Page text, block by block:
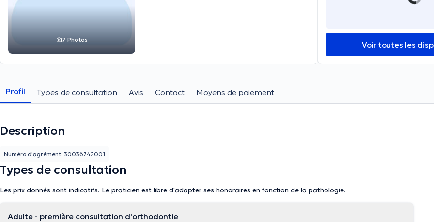
7 Photos
Voir toutes les
Profil Types de consultation Avis Contact Moyens de paiement
Description
Numéro d'agrément: 30036742001
Types de consultation
Les prix donnés sont indicatifs. Le praticien est libre d'adapter ses honoraires en fonction de la pathologie.
Adulte - première consultation d'orthodontie